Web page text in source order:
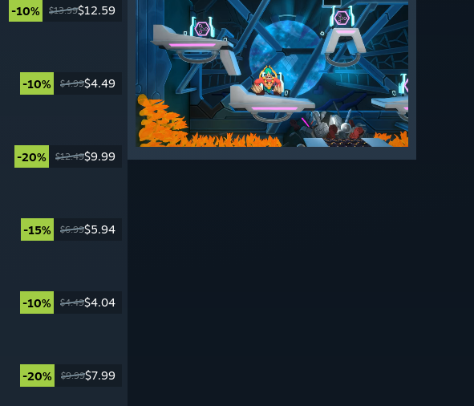
-10% $13.99$12.59
-10% $4.99$4.49
-20% $12.49$9.99
-15% $6.99$5.94
-10% $4.49$4.04
-20% $9.99$7.99